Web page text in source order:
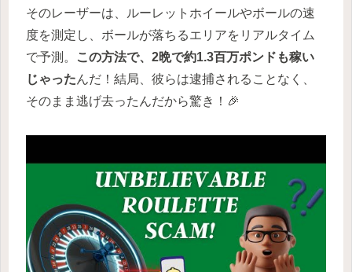
そのレーザーは、ルーレットホイールやボールの速
度を測定し、ボールが落ちるエリアをリアルタイム
で予測。
この方法で、2晩で約1.3百万ポンドも稼い
じゃったんだ！結局、彼らは逮捕されることなく、
そのまま逃げ去ったんだから驚き！🎉